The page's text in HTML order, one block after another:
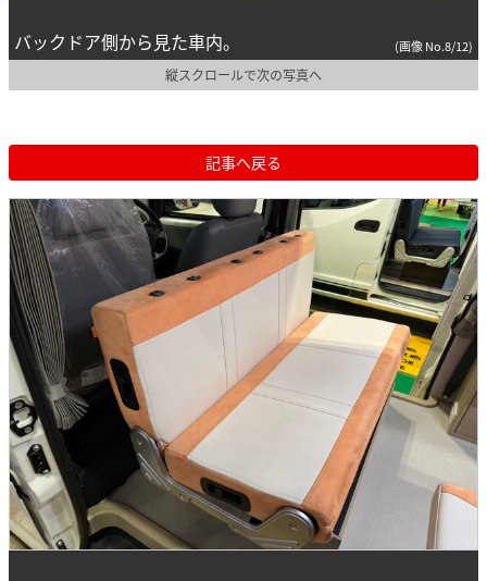
バックドア側から見た車内。 (画像 No.8/12)
縦スクロールで次の写真へ
記事へ戻る